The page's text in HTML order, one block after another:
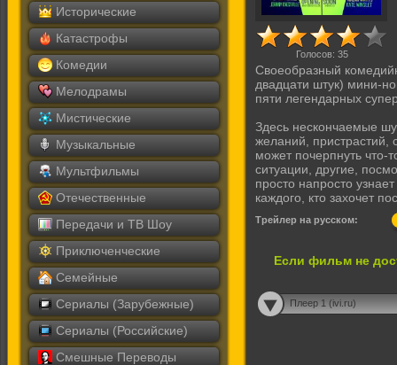
Исторические
Катастрофы
Комедии
Мелодрамы
Мистические
Музыкальные
Мультфильмы
Отечественные
Передачи и ТВ Шоу
Приключенческие
Семейные
Сериалы (Зарубежные)
Сериалы (Российские)
Смешные Переводы
Голосов: 35
Своеобразный
двадцати штук) мини-
пяти легендарных
Здесь нескончаемые
желаний, пристрастий,
может почерпнуть что-
ситуации, другие,
просто напросто
каждого, кто захочет
Трейлер на русском:
Если фильм не
Плеер 1 (ivi.ru)